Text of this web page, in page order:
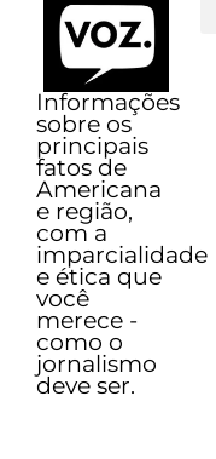
Informações
sobre os
principais
fatos de
Americana
e região,
com a
imparcialidade
e ética que
você
merece -
como o
jornalismo
deve ser.